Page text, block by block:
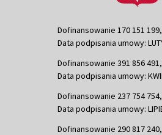
Dofinansowanie 170 151
Data podpisania umowy:
Dofinansowanie 391 856
Data podpisania umowy:
Dofinansowanie 237 754
Data podpisania umowy:
Dofinansowanie 290 817